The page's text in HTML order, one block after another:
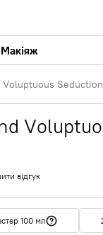
Макіяж
Voluptuous Seduction
відгук
100 мл